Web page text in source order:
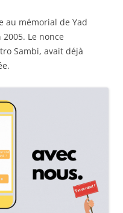
au mémorial de Yad
Le nonce
Sambi, avait déjà